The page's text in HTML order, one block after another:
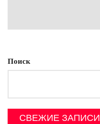
Поиск
СВЕЖИЕ ЗАПИСИ